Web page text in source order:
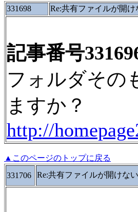
331698
Re:共有ファイルが開
記事番号
フォルダその
ますか？
http://
▲このページのトップに戻る
331706
Re:共有ファイルが開けな